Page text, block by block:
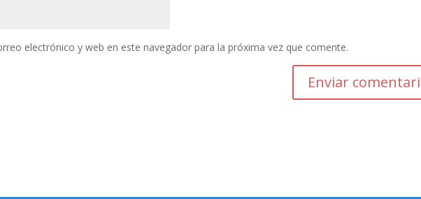
electrónico y web en este navegador para la próxima vez que comente.